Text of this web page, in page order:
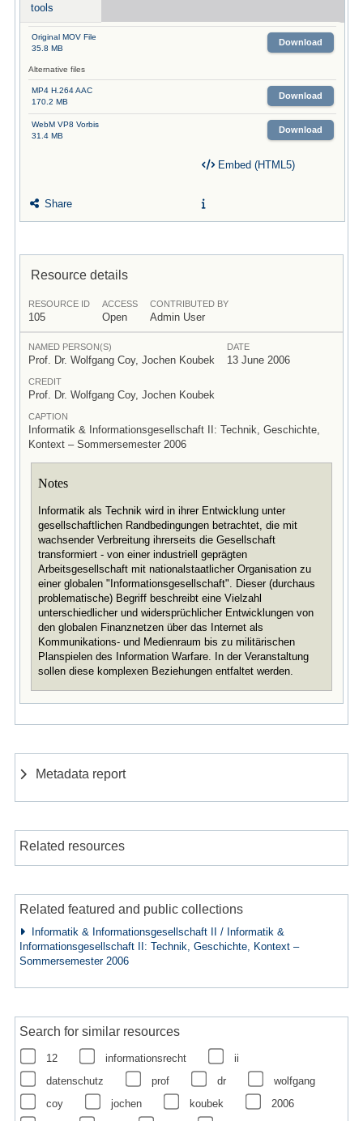
tools
Original MOV File
35.8 MB
Download
Alternative files
MP4 H.264 AAC
170.2 MB
Download
WebM VP8 Vorbis
31.4 MB
Download
Share
Embed (HTML5)
Resource details
RESOURCE ID
105
ACCESS
Open
CONTRIBUTED BY
Admin User
NAMED PERSON(S)
Prof. Dr. Wolfgang Coy, Jochen Koubek
DATE
13 June 2006
CREDIT
Prof. Dr. Wolfgang Coy, Jochen Koubek
CAPTION
Informatik & Informationsgesellschaft II: Technik, Geschichte,
Kontext – Sommersemester 2006
Notes
Informatik als Technik wird in ihrer Entwicklung unter
gesellschaftlichen Randbedingungen betrachtet, die mit
wachsender Verbreitung ihrerseits die Gesellschaft
transformiert - von einer industriell geprägten
Arbeitsgesellschaft mit nationalstaatlicher Organisation zu
einer globalen "Informationsgesellschaft". Dieser (durchaus
problematische) Begriff beschreibt eine Vielzahl
unterschiedlicher und widersprüchlicher Entwicklungen von
den globalen Finanznetzen über das Internet als
Kommunikations- und Medienraum bis zu militärischen
Planspielen des Information Warfare. In der Veranstaltung
sollen diese komplexen Beziehungen entfaltet werden.
Metadata report
Related resources
Related featured and public collections
Informatik & Informationsgesellschaft II / Informatik &
Informationsgesellschaft II: Technik, Geschichte, Kontext –
Sommersemester 2006
Search for similar resources
12 informationsrecht
ii
datenschutz
prof dr
wolfgang
coy
jochen koubek
2006